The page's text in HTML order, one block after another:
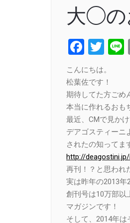
大◯の
こんにちは。
松葉佐です！
期待してた方ごめ
本当に作れるおも
最近、CMで見か
デアゴスティー
されたの知ってま
http://
再刊！？と思われ
実は昨年の2013年
創刊号は10万部以
マガジンです！
そして、2014年